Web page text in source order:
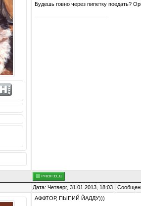
Будешь говно через пипетку поедать?
Дата: Четверг, 31.01.2013, 18:03 |
АФФТОР, ПЫПИЙ ЙАДДУ)))